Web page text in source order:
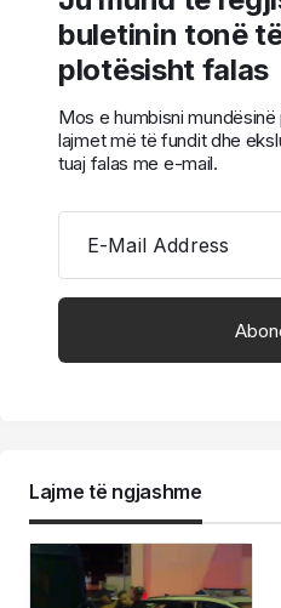
buletinin tonë
plotësisht falas
Mos e humbisni
lajmet më të fundit dhe
tuaj falas me e-mail.
E-Mail Address
Lajme të ngjashme